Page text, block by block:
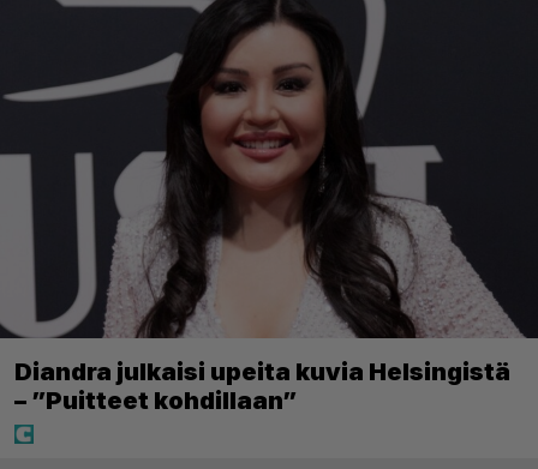
Diandra julkaisi upeita kuvia Helsingistä
– ”Puitteet kohdillaan”